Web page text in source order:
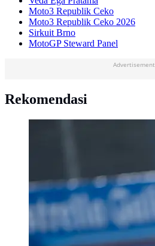
Moto3 Republik Ceko
Moto3 Republik Ceko 2026
Sirkuit Brno
MotoGP Steward Panel
Advertisement
Rekomendasi